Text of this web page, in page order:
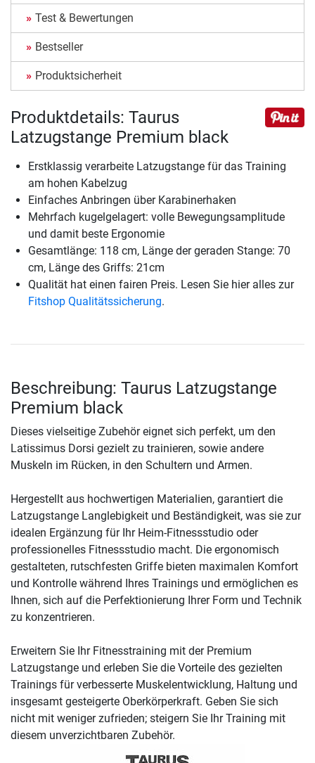
Test & Bewertungen
Bestseller
Produktsicherheit
Produktdetails: Taurus
Latzugstange Premium black
Erstklassig verarbeite Latzugstange für das Training
am hohen Kabelzug
Einfaches Anbringen über Karabinerhaken
Mehrfach kugelgelagert: volle Bewegungsamplitude
und damit beste Ergonomie
Gesamtlänge: 118 cm, Länge der geraden Stange: 70
cm, Länge des Griffs: 21cm
Qualität hat einen fairen Preis. Lesen Sie hier alles zur
Fitshop Qualitätssicherung.
Beschreibung: Taurus Latzugstange
Premium black
Dieses vielseitige Zubehör eignet sich perfekt, um den
Latissimus Dorsi gezielt zu trainieren, sowie andere
Muskeln im Rücken, in den Schultern und Armen.
Hergestellt aus hochwertigen Materialien, garantiert die
Latzugstange Langlebigkeit und Beständigkeit, was sie zur
idealen Ergänzung für Ihr Heim-Fitnessstudio oder
professionelles Fitnessstudio macht. Die ergonomisch
gestalteten, rutschfesten Griffe bieten maximalen Komfort
und Kontrolle während Ihres Trainings und ermöglichen es
Ihnen, sich auf die Perfektionierung Ihrer Form und Technik
zu konzentrieren.
Erweitern Sie Ihr Fitnesstraining mit der Premium
Latzugstange und erleben Sie die Vorteile des gezielten
Trainings für verbesserte Muskelentwicklung, Haltung und
insgesamt gesteigerte Oberkörperkraft. Geben Sie sich
nicht mit weniger zufrieden; steigern Sie Ihr Training mit
diesem unverzichtbaren Zubehör.